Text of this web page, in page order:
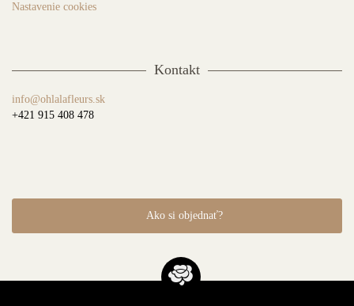
Nastavenie cookies
Kontakt
info@ohlalafleurs.sk
+421 915 408 478
Ako si objednať?